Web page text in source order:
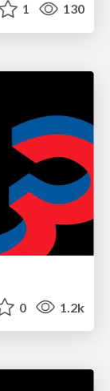
1 130
0 1.2k